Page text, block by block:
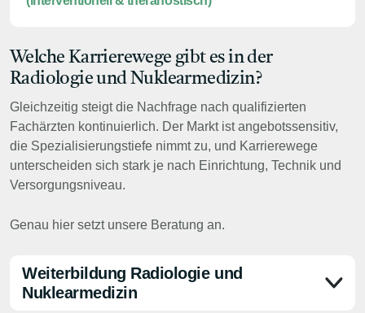
Welche Karrierewege gibt es in der
Radiologie und Nuklearmedizin?
Gleichzeitig steigt die Nachfrage nach qualifizierten
Fachärzten kontinuierlich. Der Markt ist angebotssensitiv,
die Spezialisierungstiefe nimmt zu, und Karrierewege
unterscheiden sich stark je nach Einrichtung, Technik und
Versorgungsniveau.
Genau hier setzt unsere Beratung an.
Weiterbildung Radiologie und
Nuklearmedizin